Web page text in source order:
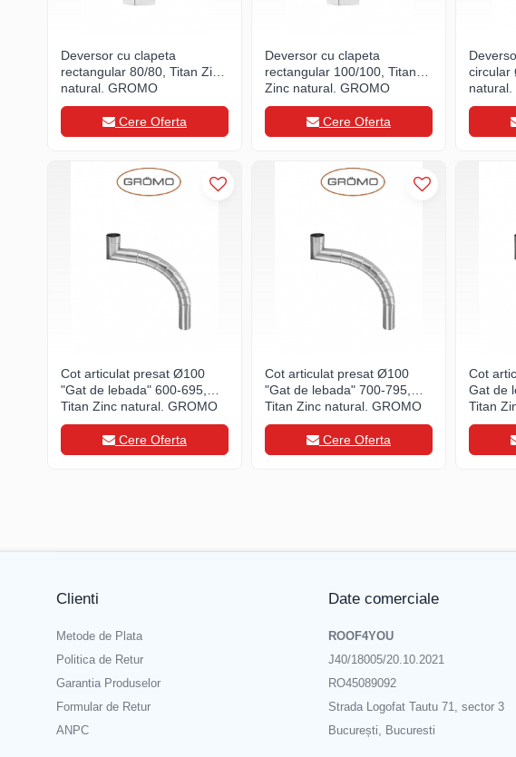
Deversor cu clapeta
rectangular 80/80, Titan Zinc
natural, GROMO
Cere Oferta
Deversor cu clapeta
rectangular 100/100, Titan
Zinc natural, GROMO
Cere Oferta
circular
natural,
Cot articulat presat Ø100
"Gat de lebada" 600-695,
Titan Zinc natural, GROMO
Cere Oferta
Cot articulat presat Ø100
"Gat de lebada" 700-795,
Titan Zinc natural, GROMO
Cere Oferta
Cot
Gat de
Titan
Clienti
Metode de Plata
Politica de Retur
Garantia Produselor
Formular de Retur
ANPC
Date comerciale
ROOF4YOU
J40/18005/20.10.2021
RO45089092
Strada Logofat Tautu 71, sector 3
București, Bucuresti